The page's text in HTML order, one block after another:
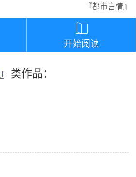
『都市言情』

开始阅读
』类作品：